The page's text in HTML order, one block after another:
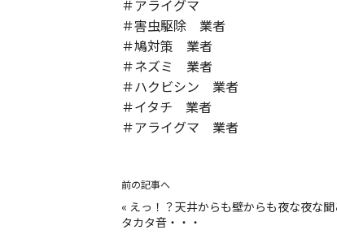
＃アライグマ
＃害虫駆除 業者
＃鳩対策 業者
＃ネズミ 業者
＃ハクビシン 業者
＃イタチ 業者
＃アライグマ 業者
前の記事へ
« えっ！？天井からも壁からも夜な夜な
タカタ音・・・